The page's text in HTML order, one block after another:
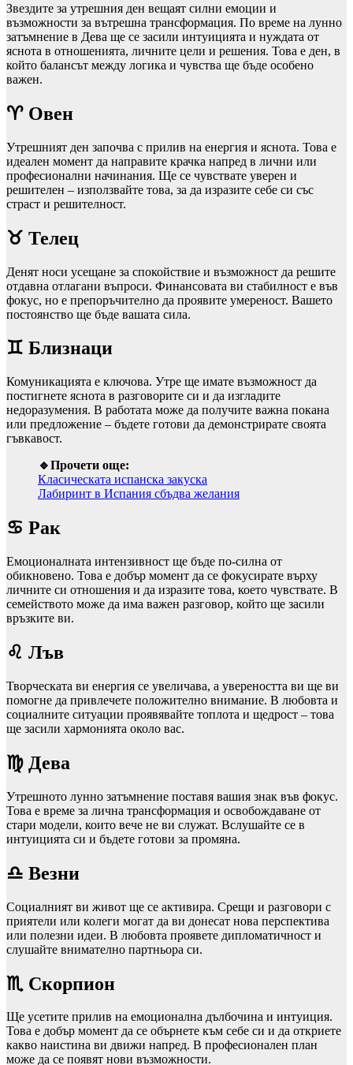
Звездите за утрешния ден вещаят силни емоции и
възможности за вътрешна трансформация. По време на лунно
затъмнение в Дева ще се засили интуицията и нуждата от
яснота в отношенията, личните цели и решения. Това е ден, в
който балансът между логика и чувства ще бъде особено
важен.
♈ Овен
Утрешният ден започва с прилив на енергия и яснота. Това е
идеален момент да направите крачка напред в лични или
професионални начинания. Ще се чувствате уверен и
решителен – използвайте това, за да изразите себе си със
страст и решителност.
♉ Телец
Денят носи усещане за спокойствие и възможност да решите
отдавна отлагани въпроси. Финансовата ви стабилност е във
фокус, но е препоръчително да проявите умереност. Вашето
постоянство ще бъде вашата сила.
♊ Близнаци
Комуникацията е ключова. Утре ще имате възможност да
постигнете яснота в разговорите си и да изгладите
недоразумения. В работата може да получите важна покана
или предложение – бъдете готови да демонстрирате своята
гъвкавост.
🔹Прочети още:
Класическата испанска закуска
Лабиринт в Испания сбъдва желания
♋ Рак
Емоционалната интензивност ще бъде по‑силна от
обикновено. Това е добър момент да се фокусирате върху
личните си отношения и да изразите това, което чувствате. В
семейството може да има важен разговор, който ще засили
връзките ви.
♌ Лъв
Творческата ви енергия се увеличава, а увереността ви ще ви
помогне да привлечете положително внимание. В любовта и
социалните ситуации проявявайте топлота и щедрост – това
ще засили хармонията около вас.
♍ Дева
Утрешното лунно затъмнение поставя вашия знак във фокус.
Това е време за лична трансформация и освобождаване от
стари модели, които вече не ви служат. Вслушайте се в
интуицията си и бъдете готови за промяна.
♎ Везни
Социалният ви живот ще се активира. Срещи и разговори с
приятели или колеги могат да ви донесат нова перспектива
или полезни идеи. В любовта проявете дипломатичност и
слушайте внимателно партньора си.
♏ Скорпион
Ще усетите прилив на емоционална дълбочина и интуиция.
Това е добър момент да се обърнете към себе си и да откриете
какво наистина ви движи напред. В професионален план
може да се появят нови възможности.